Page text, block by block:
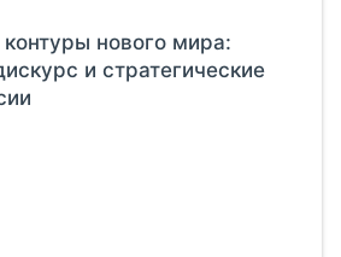
нового мира:
и стратегические